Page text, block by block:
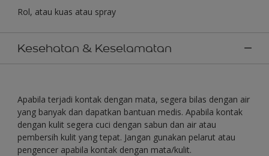
Rol, atau kuas atau spray
Kesehatan & Keselamatan
Apabila terjadi kontak dengan mata, segera bilas dengan air
yang banyak dan dapatkan bantuan medis. Apabila kontak
dengan kulit segera cuci dengan sabun dan air atau
pembersih kulit yang tepat. Jangan gunakan pelarut atau
pengencer apabila kontak dengan mata/kulit.